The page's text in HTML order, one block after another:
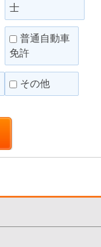
士
普通自動車
免許
その他